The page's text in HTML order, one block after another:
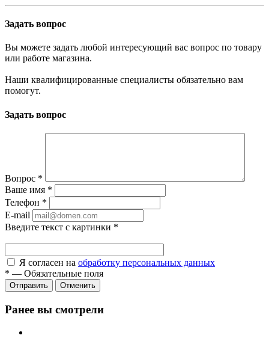
Задать вопрос
Вы можете задать любой интересующий вас вопрос по товару
или работе магазина.
Наши квалифицированные специалисты обязательно вам
помогут.
Задать вопрос
Вопрос *
Ваше имя *
Телефон *
E-mail
Введите текст с картинки *
Я согласен на обработку персональных данных
* — Обязательные поля
Отправить Отменить
Ранее вы смотрели